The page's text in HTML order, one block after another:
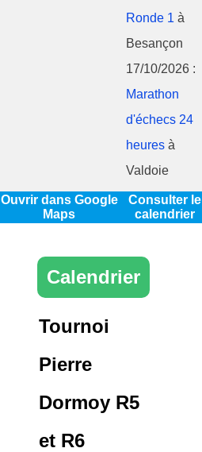
Ronde 1 à
Besançon
17/10/2026 :
Marathon
d'échecs 24
heures à
Valdoie
Ouvrir dans Google
Maps
Consulter le
calendrier
Calendrier
Tournoi
Pierre
Dormoy R5
et R6